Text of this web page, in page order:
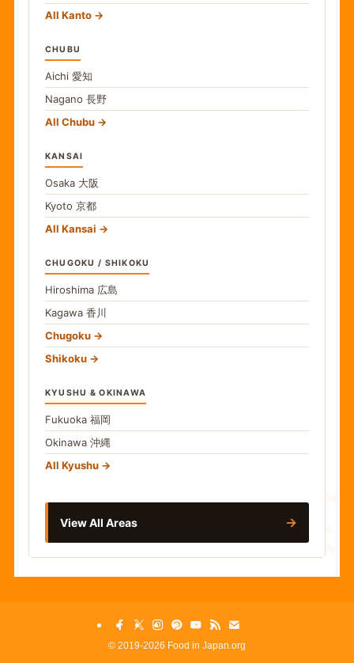
食
All Kanto
CHUBU
Aichi 愛知
Nagano 長野
All Chubu
KANSAI
Osaka 大阪
Kyoto 京都
All Kansai
CHUGOKU / SHIKOKU
Hiroshima 広島
Kagawa 香川
Chugoku
Shikoku
KYUSHU & OKINAWA
Fukuoka 福岡
Okinawa 沖縄
All Kyushu
View All Areas →
© 2019-2026 Food in Japan.org